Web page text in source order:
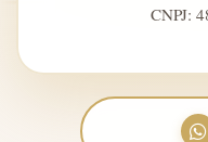
CNPJ: